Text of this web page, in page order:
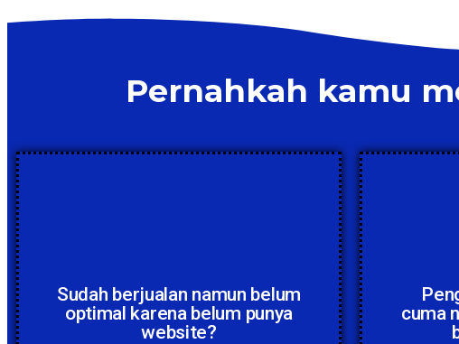
Pernahkah kamu
Sudah berjualan namun belum
optimal karena belum punya
website?
cuma